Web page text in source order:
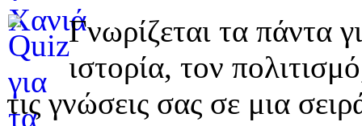
Γνωρίζεται τα πάντα
ιστορία, τον
τις γνώσεις σας σε μια